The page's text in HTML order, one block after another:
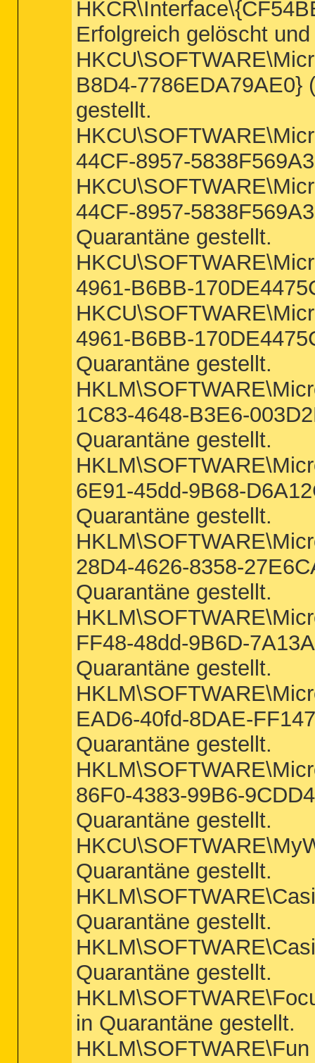
Erfolgreich gelöscht
B8D4-7786EDA79AE0}
gestellt.
44CF-8957-
44CF-8957-
Quarantäne gestellt.
4961-B6BB-
4961-B6BB-
Quarantäne gestellt.
1C83-4648-B3E6-
Quarantäne gestellt.
6E91-45dd-9B68-
Quarantäne gestellt.
28D4-4626-8358-
Quarantäne gestellt.
FF48-48dd-9B6D-
Quarantäne gestellt.
EAD6-40fd-8DAE-
Quarantäne gestellt.
86F0-4383-99B6-
Quarantäne gestellt.
Quarantäne gestellt.
Quarantäne gestellt.
Quarantäne gestellt.
in Quarantäne gestellt.